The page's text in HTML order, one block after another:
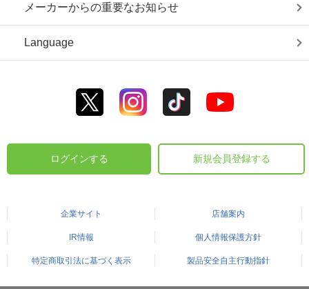
メーカーからの重要なお知らせ
Language
ログインする 新規会員登録する
企業サイト 店舗案内
IR情報 個人情報保護方針
特定商取引法に基づく表示 製品安全自主行動指針